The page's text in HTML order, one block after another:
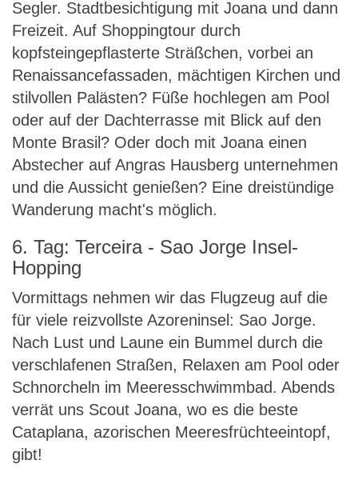
Segler. Stadtbesichtigung mit Joana und dann
Freizeit. Auf Shoppingtour durch
kopfsteingepflasterte Sträßchen, vorbei an
Renaissancefassaden, mächtigen Kirchen und
stilvollen Palästen? Füße hochlegen am Pool
oder auf der Dachterrasse mit Blick auf den
Monte Brasil? Oder doch mit Joana einen
Abstecher auf Angras Hausberg unternehmen
und die Aussicht genießen? Eine dreistündige
Wanderung macht's möglich.
6. Tag: Terceira - Sao Jorge Insel-
Hopping
Vormittags nehmen wir das Flugzeug auf die
für viele reizvollste Azoreninsel: Sao Jorge.
Nach Lust und Laune ein Bummel durch die
verschlafenen Straßen, Relaxen am Pool oder
Schnorcheln im Meeresschwimmbad. Abends
verrät uns Scout Joana, wo es die beste
Cataplana, azorischen Meeresfrüchteeintopf,
gibt!